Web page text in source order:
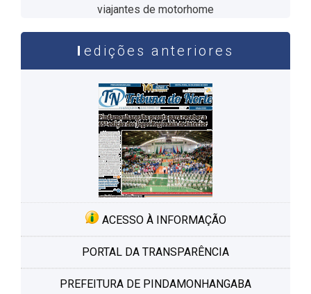
viajantes de motorhome
edições anteriores
ACESSO À INFORMAÇÃO
PORTAL DA TRANSPARÊNCIA
PREFEITURA DE PINDAMONHANGABA